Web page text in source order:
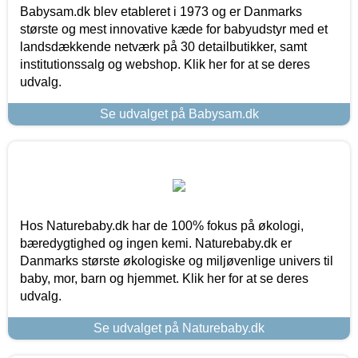
Babysam.dk blev etableret i 1973 og er Danmarks
største og mest innovative kæde for babyudstyr med et
landsdækkende netværk på 30 detailbutikker, samt
institutionssalg og webshop. Klik her for at se deres
udvalg.
Se udvalget på Babysam.dk
Hos Naturebaby.dk har de 100% fokus på økologi,
bæredygtighed og ingen kemi. Naturebaby.dk er
Danmarks største økologiske og miljøvenlige univers til
baby, mor, barn og hjemmet. Klik her for at se deres
udvalg.
Se udvalget på Naturebaby.dk